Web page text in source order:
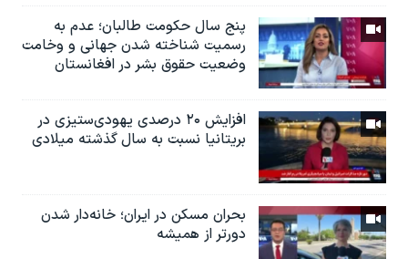
پنج سال حکومت طالبان؛ عدم به
رسمیت شناخته شدن جهانی و وخامت
وضعیت حقوق بشر در افغانستان
افزایش ۲۰ درصدی یهودی‌ستیزی در
بریتانیا نسبت به سال گذشته میلادی
بحران مسکن در ایران؛ خانه‌دار شدن
دورتر از همیشه